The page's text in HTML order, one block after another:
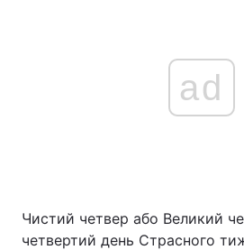
Головна
ad
Чистий четвер або Великий
четвертий день Страсного